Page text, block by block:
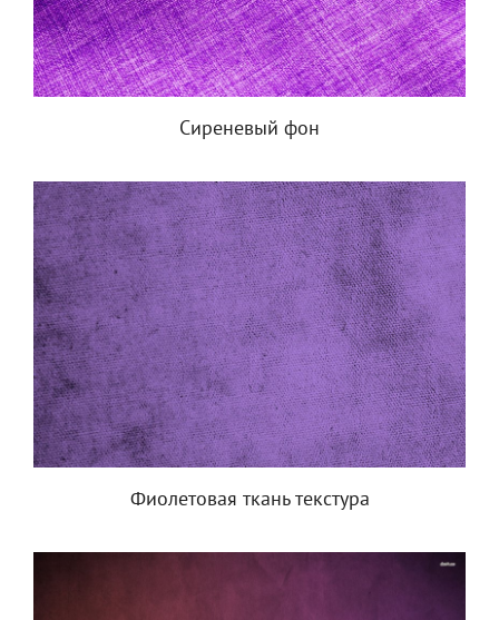
Сиреневый фон
Фиолетовая ткань текстура